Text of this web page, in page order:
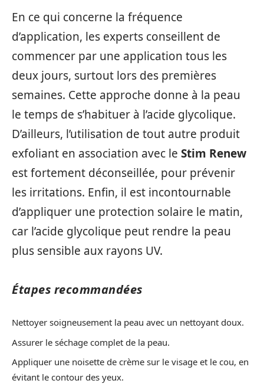
En ce qui concerne la fréquence
d’application, les experts conseillent de
commencer par une application tous les
deux jours, surtout lors des premières
semaines. Cette approche donne à la peau
le temps de s’habituer à l’acide glycolique.
D’ailleurs, l’utilisation de tout autre produit
exfoliant en association avec le Stim Renew
est fortement déconseillée, pour prévenir
les irritations. Enfin, il est incontournable
d’appliquer une protection solaire le matin,
car l’acide glycolique peut rendre la peau
plus sensible aux rayons UV.
Étapes recommandées
Nettoyer soigneusement la peau avec un nettoyant doux.
Assurer le séchage complet de la peau.
Appliquer une noisette de crème sur le visage et le cou, en
évitant le contour des yeux.